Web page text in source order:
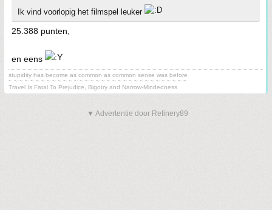
Ik vind voorlopig het filmspel leuker
25.388 punten,
en eens
stupidity has become as common as common sense was before
~ ~ ~ ~ ~ ~ ~ ~ ~ ~ ~ ~ ~ ~ ~ ~ ~ ~ ~ ~ ~ ~ ~ ~ ~ ~ ~ ~ ~ ~ ~ ~ ~
Travel Is Fatal To Prejudice, Bigotry and Narrow-Mindedness
▼ Advertentie door Refinery89